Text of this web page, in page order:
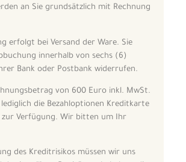
an Sie grundsätzlich mit Rechnung
erfolgt bei Versand der Ware. Sie
innerhalb von sechs (6)
Bank oder Postbank widerrufen.
von 600 Euro inkl. MwSt.
die Bezahloptionen Kreditkarte
zur Verfügung. Wir bitten um Ihr
des Kreditrisikos müssen wir uns